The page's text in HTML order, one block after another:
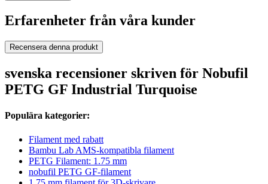
Erfarenheter från våra kunder
Recensera denna produkt
svenska recensioner skriven för Nobufil
PETG GF Industrial Turquoise
Populära kategorier:
Filament med rabatt
Bambu Lab AMS-kompatibla filament
PETG Filament: 1.75 mm
nobufil PETG GF-filament